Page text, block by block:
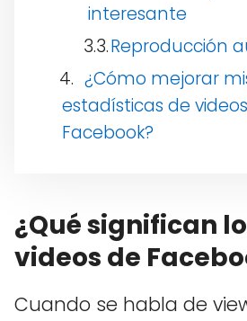
interesante
Reproducción
¿Cómo mejorar
estadísticas de
Facebook?
¿Qué significan
videos de
Cuando se habla de